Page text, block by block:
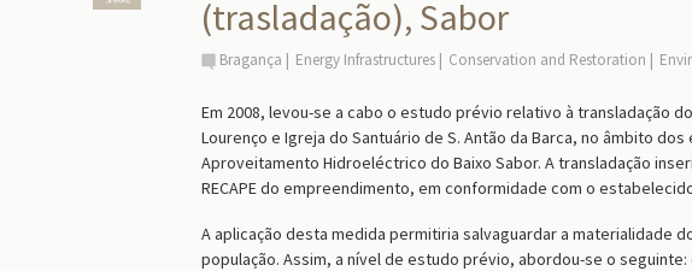
(trasladação), Sabor
Bragança Energy Infrastructures Conservation and Restoration
Em 2008, levou-se a cabo o estudo prévio relativo à transladação
Lourenço e Igreja do Santuário de S. Antão da Barca, no âmbito
Aproveitamento Hidroeléctrico do Baixo Sabor. A transladação
RECAPE do empreendimento, em conformidade com o estabelecido
A aplicação desta medida permitiria salvaguardar a materialidade
população. Assim, a nível de estudo prévio, abordou-se o